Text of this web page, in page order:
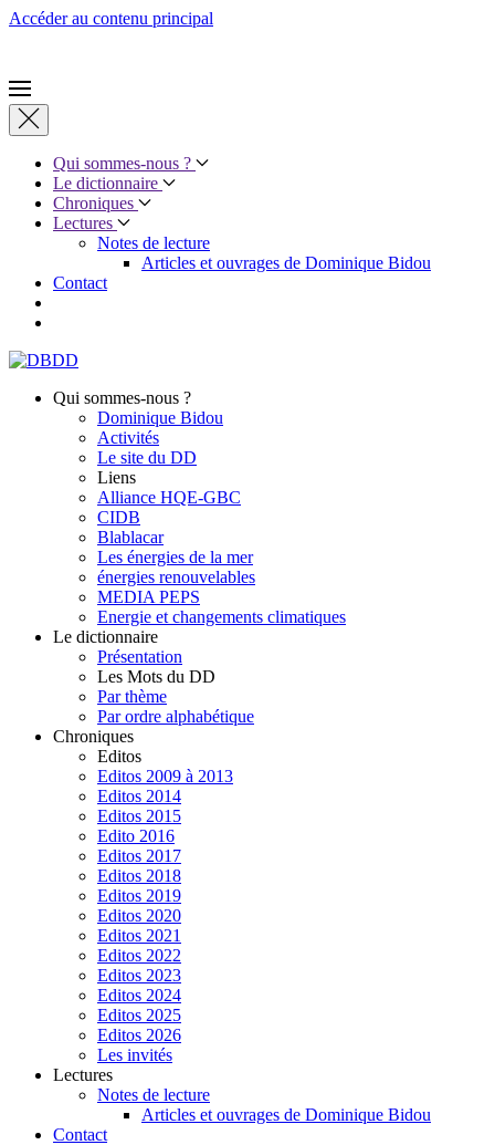
Accéder au contenu principal
Qui sommes-nous ?
Le dictionnaire
Chroniques
Lectures
Notes de lecture
Articles et ouvrages de Dominique Bidou
Contact
Qui sommes-nous ?
Dominique Bidou
Activités
Le site du DD
Liens
Alliance HQE-GBC
CIDB
Blablacar
Les énergies de la mer
énergies renouvelables
MEDIA PEPS
Energie et changements climatiques
Le dictionnaire
Présentation
Les Mots du DD
Par thème
Par ordre alphabétique
Chroniques
Editos
Editos 2009 à 2013
Editos 2014
Editos 2015
Edito 2016
Editos 2017
Editos 2018
Editos 2019
Editos 2020
Editos 2021
Editos 2022
Editos 2023
Editos 2024
Editos 2025
Editos 2026
Les invités
Lectures
Notes de lecture
Articles et ouvrages de Dominique Bidou
Contact